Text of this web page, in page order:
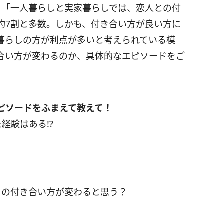
一人暮らしと実家暮らしでは、恋人との付
割と多数。しかも、付き合い方が良い方に
しの方が利点が多いと考えられている模
方が変わるのか、具体的なエピソードをご
ードをふまえて教えて！
験はある!?
付き合い方が変わると思う？